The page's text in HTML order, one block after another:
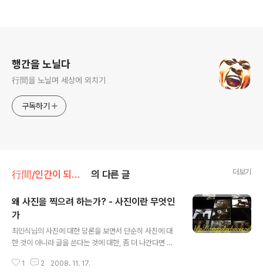
행간을 노닐다
行間을 노닐며 세상에 외치기
구독하기
行間/인간이 되기 위한 인문 의 다른 글 더보기
왜 사진을 찍으려 하는가? - 사진이란 무엇인
가
최민식님의 사진에 대한 담론을 보면서 단순히 사진에 대
한 것이 아니라 글을 쓴다는 것에 대한, 좀 더 나간다면 삶
애정을 가지고 끊임없이 왜?라는 질문을 하면서 찾는 것이
1 2 2008. 11. 17.